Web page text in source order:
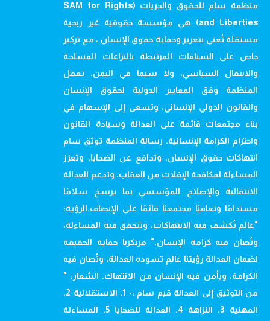
منظمة سام للحقوق والحريات (SAM for Rights
and Liberties) هي مؤسسة حقوقية غير ربحية
مستقلة تُعنى بتعزيز وحماية حقوق الإنسان ، مع تركيز
خاص على السياقات المرتبطة بالنزاعات المسلحة
والانتقال السياسي، ولا سيما في اليمن. تعمل
المنظمة وفق المعايير الدولية لحقوق الإنسان
والقانون الدولي الإنساني، وتسعى إلى الإسهام في
بناء مجتمعات قائمة على العدالة وسيادة القانون
واحترام الكرامة الإنسانية. رسالة المنظمة توثق سام
انتهاكات حقوق الإنسان، وتدافع عن الضحايا، وتعزز
المساءلة لمكافحة الإفلات من العقاب، وتدعم العدالة
الانتقالية والإصلاح المؤسسي بما يرسخ سلامًا
مستدامًا وتعافيًا مجتمعيًا قائمًا على الإنصاف.الرؤية:
"عالم تُكشف فيه الانتهاكات، وتتحقق فيه المساءلة،
وتُصان فيه كرامة الإنسان." مرتكزنا حماية الحقيقة
لضمان العدالة رؤيتنا عالم تسوده العدالة، وتُصان فيه
الكرامة، ويأمن فيه الإنسان من الانتهاك. الشعار: "
من التوثيق إلى العدالة قيم سام :- 1. الاستقلالية 2.
المهنية 3. النزاهة 4. العدالة للضحايا 5. المساءلة